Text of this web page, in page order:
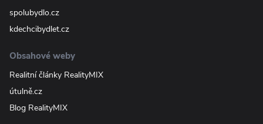
spolubydlo.cz
kdechcibydlet.cz
Obsahové weby
Realitní články RealityMIX
útulně.cz
Blog RealityMIX